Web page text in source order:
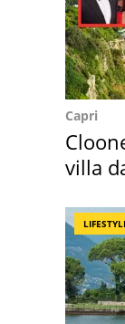
Capri
villa